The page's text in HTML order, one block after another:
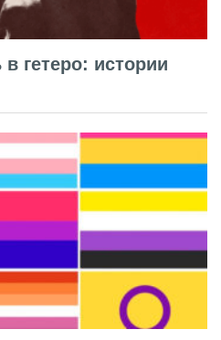
гетеро: истории